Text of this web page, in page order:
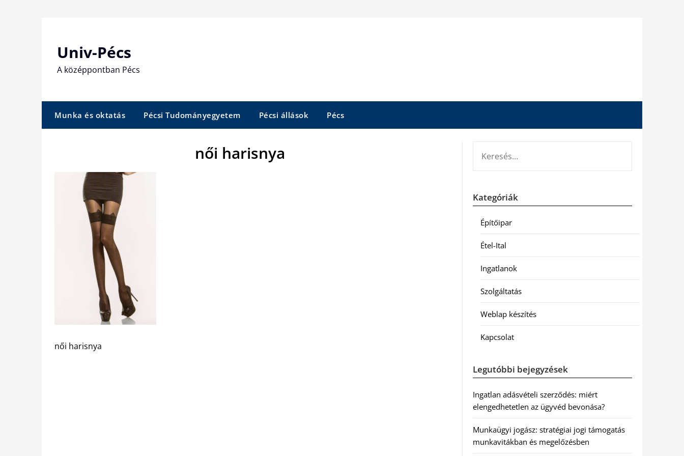
Univ-Pécs
A középpontban Pécs
Munka és oktatás Pécsi Tudományegyetem Pécsi állások Pécs
női harisnya
női harisnya
Kategóriák
Építőipar
Étel-Ital
Ingatlanok
Szolgáltatás
Weblap készítés
Kapcsolat
Legutóbbi bejegyzések
Ingatlan adásvételi szerződés: miért
elengedhetetlen az ügyvéd bevonása?
Munkaügyi jogász: stratégiai jogi támogatás
munkavitákban és megelőzésben